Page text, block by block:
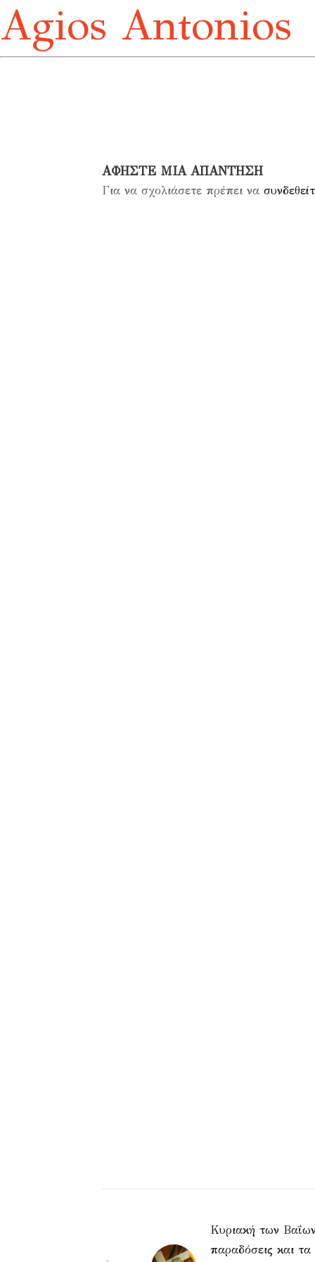
Agios Antonios
ΑΦΉΣΤΕ ΜΙΑ ΑΠΆΝΤΗΣΗ
Για να σχολιάσετε πρέπει να
Κυριακή των
παραδόσεις και τα